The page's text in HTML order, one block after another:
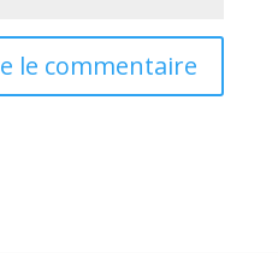
le commentaire